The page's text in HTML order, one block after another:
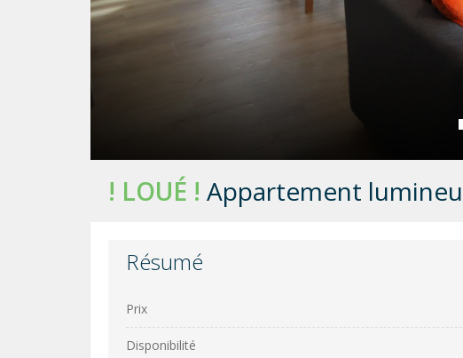
! LOUÉ ! Appartement
Résumé
Prix
Disponibilité